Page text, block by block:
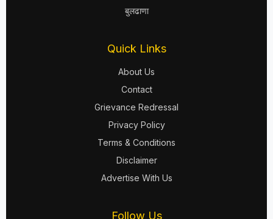
बुलढाणा
Quick Links
About Us
Contact
Grievance Redressal
Privacy Policy
Terms & Conditions
Disclaimer
Advertise With Us
Follow Us